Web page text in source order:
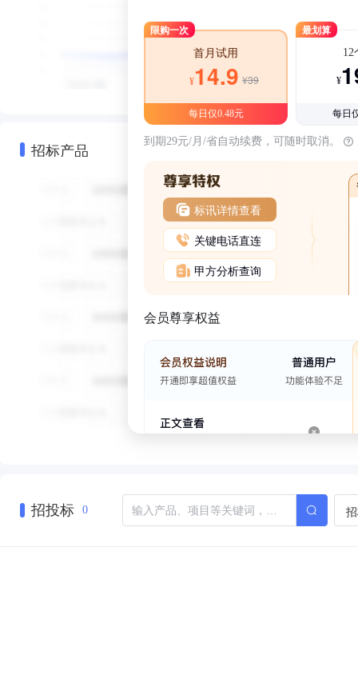
招标产品
限购一次
首月试用
¥14.9 ¥39
每日仅0.48元
最划算
12
¥
每日
到期29元/月/省自动续费，可随时取消。
标讯详情查看
关键电话直连
甲方分析查询
会员尊享权益
招投标 0